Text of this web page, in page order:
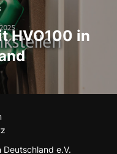
HVO100 in
Deutschland e.V.